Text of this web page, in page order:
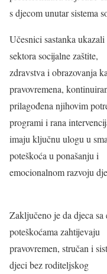
s djecom unutar sistema
Učesnici sastanka
sektora socijalne zaštite,
zdravstva i obrazovanja
pravovremena,
prilagođena njihovim
programi i rana
imaju ključnu ulogu u
poteškoća u ponašanju i
emocionalnom razvoju
Zaključeno je da djeca
poteškoćama zahtijevaju
pravovremen, stručan i
djeci bez roditeljskog